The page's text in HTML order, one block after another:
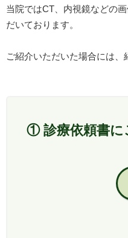
当院ではCT、内視鏡などの
だいております。
ご紹介いただいた場合には、
① 診療依頼書に